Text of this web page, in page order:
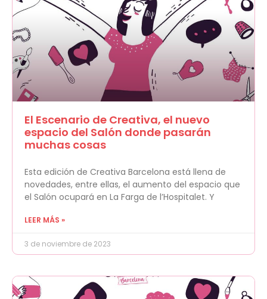
El Escenario de Creativa, el nuevo
espacio del Salón donde pasarán
muchas cosas
Esta edición de Creativa Barcelona está llena de
novedades, entre ellas, el aumento del espacio que
el Salón ocupará en La Farga de l’Hospitalet. Y
LEER MÁS »
3 de noviembre de 2023